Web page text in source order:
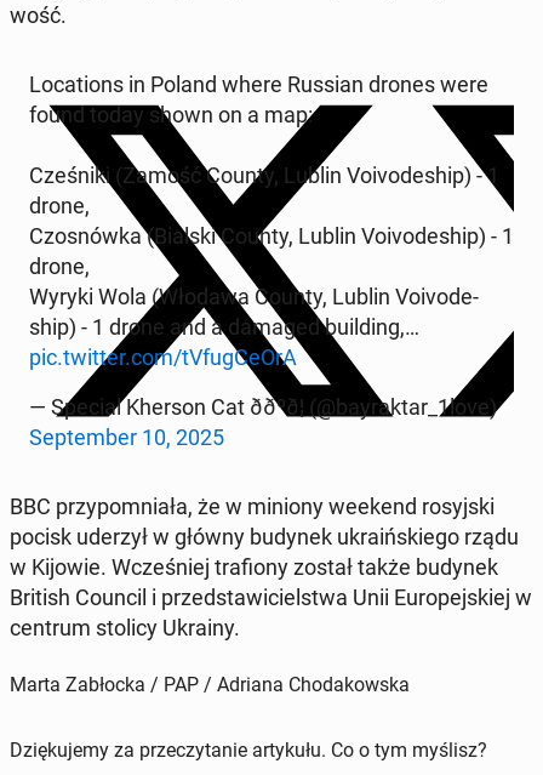
wość.
Lo­ca­tions in Poland where Russian drones were
found today shown on a map:
Cze­śni­ki (Zamość County, Lublin Vo­ivo­de­ship) - 1
drone,
Czo­snów­ka (Bialski County, Lublin Vo­ivo­de­ship) - 1
drone,
Wyryki Wola (Włodawa County, Lublin Vo­ivo­de­
ship) - 1 drone and a damaged bu­il­ding,…
pic.twitter.com/tVfug­Ce­OrA
— Special Kherson Cat ððºð¦ (@bay­rak­tar_1love)
Sep­tem­ber 10, 2025
BBC przy­po­mnia­ła, że w miniony weekend ro­syj­ski
pocisk uderzył w główny budynek ukra­iń­skie­go rządu
w Kijowie. Wcze­śniej tra­fio­ny został także budynek
British Council i przed­sta­wi­ciel­stwa Unii Eu­ro­pej­skiej w
centrum stolicy Ukrainy.
Marta Zabłocka / PAP / Adriana Chodakowska
Dziękujemy za przeczytanie artykułu. Co o tym myślisz?